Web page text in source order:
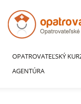
OPATROVATEĽSKÝ
AGENTÚRA